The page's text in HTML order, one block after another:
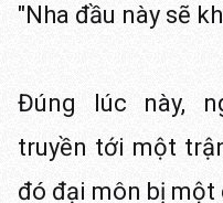
"Nha đầu này sẽ
Đúng lúc này,
truyền tới một
đó đại môn bị một